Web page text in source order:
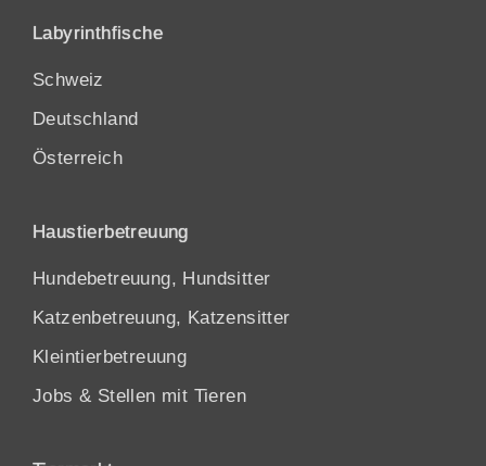
Labyrinthfische
Schweiz
Deutschland
Österreich
Haustierbetreuung
Hundebetreuung, Hundsitter
Katzenbetreuung, Katzensitter
Kleintierbetreuung
Jobs & Stellen mit Tieren